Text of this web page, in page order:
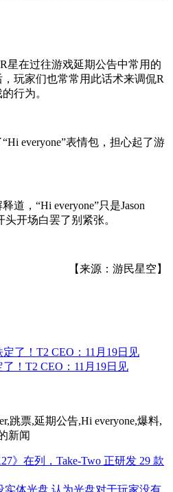
星在过往游戏延期公告中常用的
玩家们也常常用此话术来调侃R
行为。
everyone”表情包，担心起了游
道，“Hi everyone”只是Jason
头开场白罢了别紧张。
【来源：游民星空】
了！T2 CEO：11月19日见
跳票,延期公告,Hi everyone,爆料,
新闻
》在列，Take-Two 正研发 29 款
实体光盘 认为光盘对于玩家没有